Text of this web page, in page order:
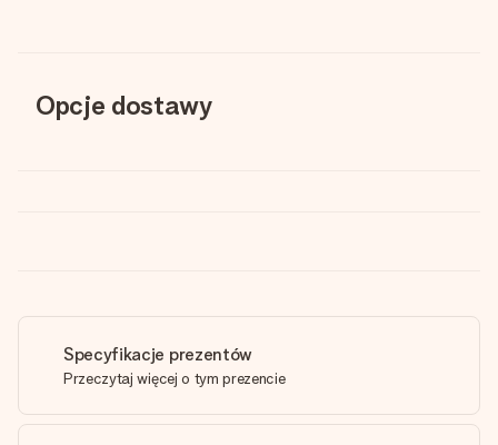
Opcje dostawy
Specyfikacje prezentów
Przeczytaj więcej o tym prezencie